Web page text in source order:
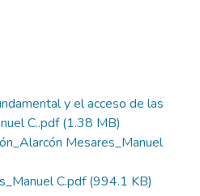
y el acceso de las
C..pdf(1.38 MB)
Mesares_Manuel
C.pdf(994.1 KB)